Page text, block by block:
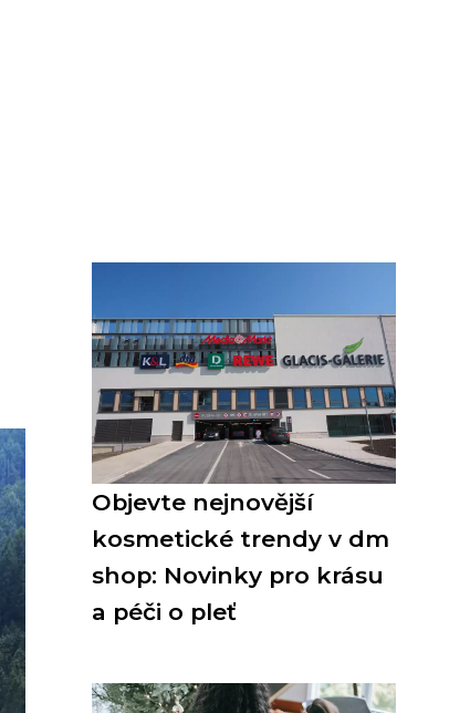
Objevte nejnovější
kosmetické trendy v dm
shop: Novinky pro krásu
a péči o pleť